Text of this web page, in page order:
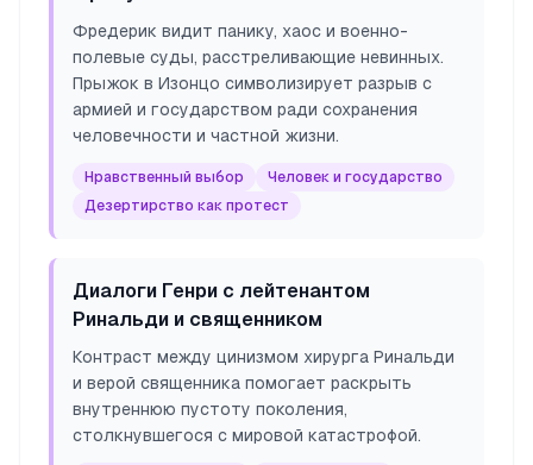
Фредерик видит панику, хаос и военно-
полевые суды, расстреливающие невинных.
Прыжок в Изонцо символизирует разрыв с
армией и государством ради сохранения
человечности и частной жизни.
Нравственный выбор
Человек и государство
Дезертирство как протест
Диалоги Генри с лейтенантом
Ринальди и священником
Контраст между цинизмом хирурга Ринальди
и верой священника помогает раскрыть
внутреннюю пустоту поколения,
столкнувшегося с мировой катастрофой.